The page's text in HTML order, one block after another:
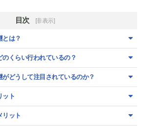
目次 [非表示]
とは？
くらい行われているの？
どうして注目されているのか？
ット
リット